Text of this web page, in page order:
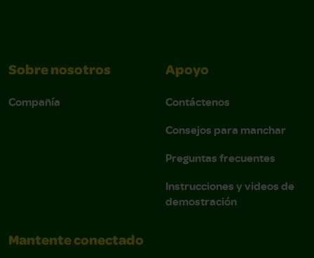
Sobre nosotros
Compañía
Apoyo
Contáctenos
Consejos para manchar
Preguntas frecuentes
Instrucciones y videos de
demostración
Mantente conectado